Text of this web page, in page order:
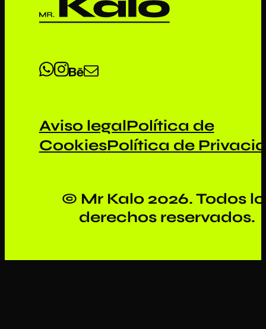
Aviso legalPolítica de
CookiesPolítica de
© Mr Kalo 2026. Todos
derechos reservados.